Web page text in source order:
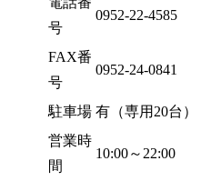
号
0952-22-4585
FAX番
号
0952-24-0841
駐車場 有（専用20台）
営業時
間
10:00～22:00